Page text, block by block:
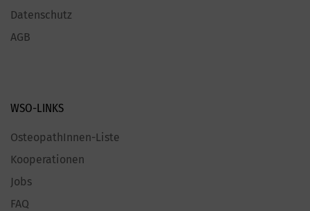
Datenschutz
AGB
WSO-LINKS
OsteopathInnen-Liste
Kooperationen
Jobs
FAQ